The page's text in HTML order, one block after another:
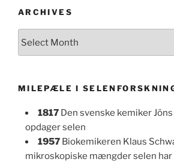
ARCHIVES
MILEPÆLE I
1817 Den svenske kemiker
opdager selen
1957 Biokemikeren Klaus
mikroskopiske mængder selen